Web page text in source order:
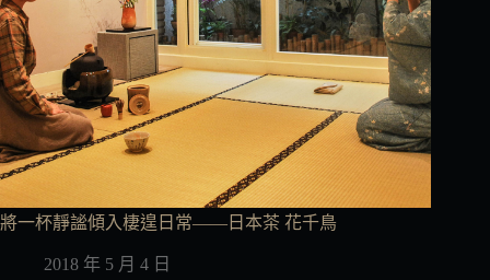
將一杯靜謐傾入棲遑日常——日本茶 花千鳥
2018 年 5 月 4 日